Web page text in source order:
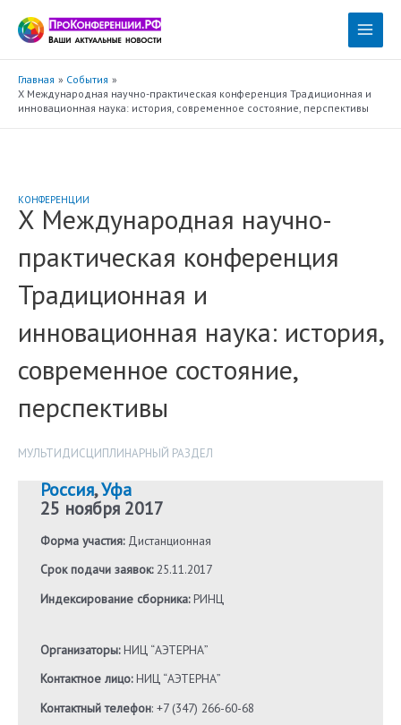
содержимому
Main
Главная
События
X Международная научно-практическая конференция Традиционная и
инновационная наука: история, современное состояние, перспективы
КОНФЕРЕНЦИИ
X Международная научно-
практическая конференция
Традиционная и
инновационная наука: история,
современное состояние,
перспективы
МУЛЬТИДИСЦИПЛИНАРНЫЙ РАЗДЕЛ
Россия,Уфа
25 ноября 2017
Форма участия:Дистанционная
Срок подачи заявок:25.11.2017
Индексирование сборника:РИНЦ
Организаторы:НИЦ “АЭТЕРНА”
Контактное лицо:НИЦ “АЭТЕРНА”
Контактный телефон: +7 (347) 266-60-68